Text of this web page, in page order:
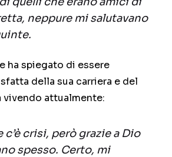
neppure mi salutavano
ha spiegato di essere
della sua carriera e del
vivendo attualmente:
c’è crisi, però grazie a Dio
spesso. Certo, mi